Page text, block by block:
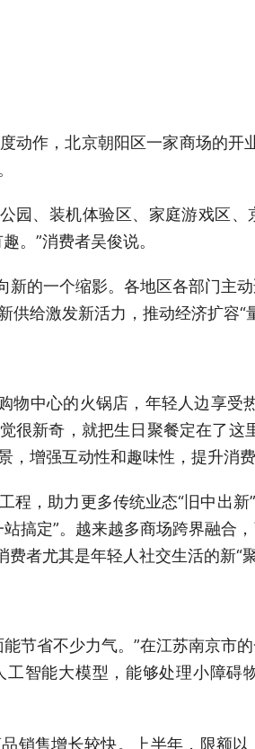
作，北京朝阳区一家商场的开
、装机体验区、家庭游戏区、
。”消费者吴俊说。
的一个缩影。各地区各部门主
给激发新活力，推动经济扩容“
心的火锅店，年轻人边享受
很新奇，就把生日聚餐定在了这
增强互动性和趣味性，提升消费
，助力更多传统业态“旧中出新
搞定”。越来越多商场跨界融合
者尤其是年轻人社交生活的新“聚
省不少力气。”在江苏南京市
智能大模型，能够处理小障碍
售增长较快。上半年，限额以